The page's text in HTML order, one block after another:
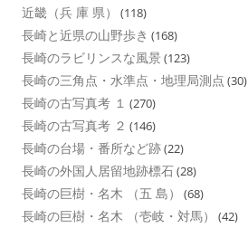
近畿（兵 庫 県） (118)
長崎と近県の山野歩き (168)
長崎のラビリンスな風景 (123)
長崎の三角点・水準点・地理局測点 (30)
長崎の古写真考 １ (270)
長崎の古写真考 ２ (146)
長崎の台場・番所など跡(22)
長崎の外国人居留地跡標石(28)
長崎の巨樹・名木 （五 島） (68)
長崎の巨樹・名木 （壱岐・対馬） (42)